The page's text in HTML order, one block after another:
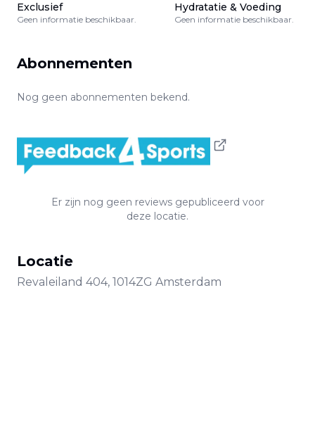
Exclusief
Geen informatie beschikbaar.
Hydratatie & Voeding
Geen informatie beschikbaar.
Abonnementen
Nog geen abonnementen bekend.
Er zijn nog geen reviews gepubliceerd voor
deze locatie.
Locatie
Revaleiland 404, 1014ZG Amsterdam